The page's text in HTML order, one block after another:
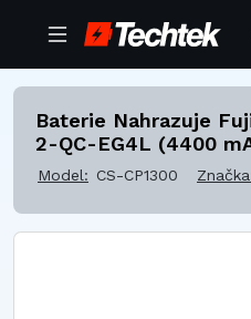
Baterie Nahrazuje
2-QC-EG4L (4400
Model: CS-CP1300